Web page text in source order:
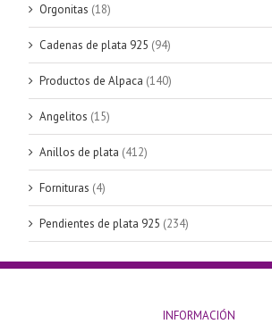
Orgonitas (18)
Cadenas de plata 925 (94)
Productos de Alpaca (140)
Angelitos (15)
Anillos de plata (412)
Fornituras (4)
Pendientes de plata 925 (234)
INFORMACIÓN